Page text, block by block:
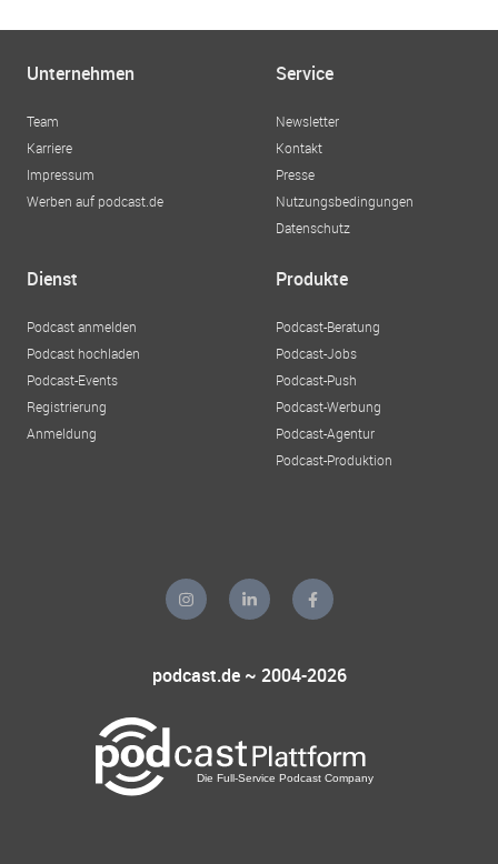
Unternehmen
Team
Karriere
Impressum
Werben auf podcast.de
Service
Newsletter
Kontakt
Presse
Nutzungsbedingungen
Datenschutz
Dienst
Podcast anmelden
Podcast hochladen
Podcast-Events
Registrierung
Anmeldung
Produkte
Podcast-Beratung
Podcast-Jobs
Podcast-Push
Podcast-Werbung
Podcast-Agentur
Podcast-Produktion
podcast.de ~ 2004-2026